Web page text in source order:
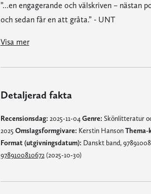
”...en engagerande och välskriven –
och sedan får en att gråta.” - UNT
Visa mer
Detaljerad fakta
Recensionsdag: 2025-11-04 Genre: Skönlitteratur
2025 Omslagsformgivare: Kerstin HansonThema-
Format (utgivningsdatum): Danskt band,
9789100810672 (2025-10-30)